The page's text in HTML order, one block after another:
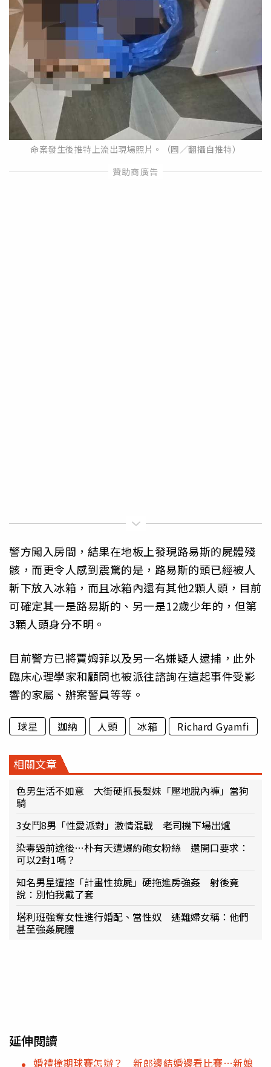
命案發生後推特上流出現場照片。（圖／翻攝自推特）
警方闖入房間，結果在地板上發現路易斯的屍體殘
骸，而更令人感到震驚的是，路易斯的頭已經被人
斬下放入冰箱，而且冰箱內還有其他2顆人頭，目前
可確定其一是路易斯的、另一是12歲少年的，但第
3顆人頭身分不明。
目前警方已將賈姆菲以及另一名嫌疑人逮捕，此外
臨床心理學家和顧問也被派往諮詢在這起事件受影
響的家屬、辦案警員等等。
球星 迦納 人頭 冰箱 Richard Gyamfi
相關文章
色男生活不如意 大街硬抓長髮妹「壓地脫內褲」當狗
騎
3女鬥8男「性愛派對」激情混戰 老司機下場出爐
染毒毀前途後…朴有天遭爆約砲女粉絲 還開口要求：
可以2對1嗎？
知名男星遭控「計畫性撿屍」硬拖進房強姦 射後竟
說：別怕我戴了套
塔利班強奪女性進行婚配、當性奴 逃難婦女稱：他們
甚至強姦屍體
延伸閱讀
婚禮撞期球賽怎辦？ 新郎邊結婚邊看比賽…新娘